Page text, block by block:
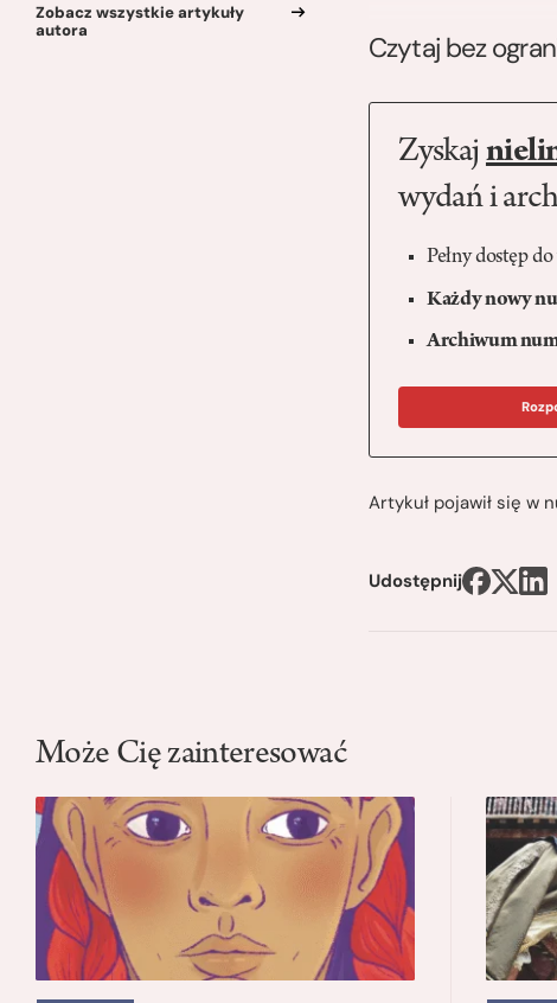
Zobacz wszystkie artykuły
autora
Czytaj bez
Zyskaj
wydań i
Pełny dostęp
Każdy nowy
Archiwum
Artykuł pojawił się w
Udostępnij
Może Cię zainteresować